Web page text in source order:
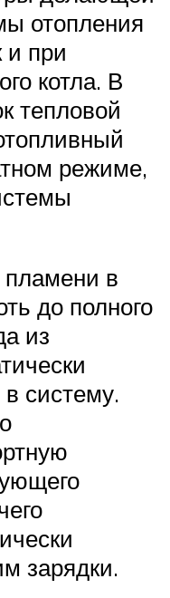
отопления
и при
котла. В
тепловой
режиме,
пламени в
до полного
из
систему.
зарядки.